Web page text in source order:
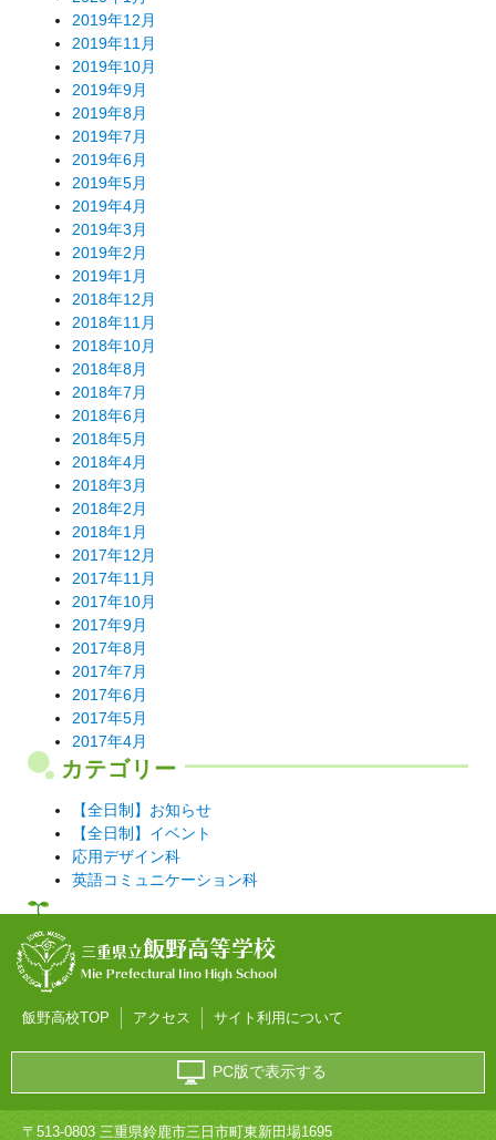
2019年12月
2019年11月
2019年10月
2019年9月
2019年8月
2019年7月
2019年6月
2019年5月
2019年4月
2019年3月
2019年2月
2019年1月
2018年12月
2018年11月
2018年10月
2018年8月
2018年7月
2018年6月
2018年5月
2018年4月
2018年3月
2018年2月
2018年1月
2017年12月
2017年11月
2017年10月
2017年9月
2017年8月
2017年7月
2017年6月
2017年5月
2017年4月
カテゴリー
【全日制】お知らせ
【全日制】イベント
応用デザイン科
英語コミュニケーション科
三重県立飯野高等学校
Mie Prefectural Iino High School
飯野高校TOP アクセス サイト利用について
PC版で表示する
〒513-0803 三重県鈴鹿市三日市町東新田場1695